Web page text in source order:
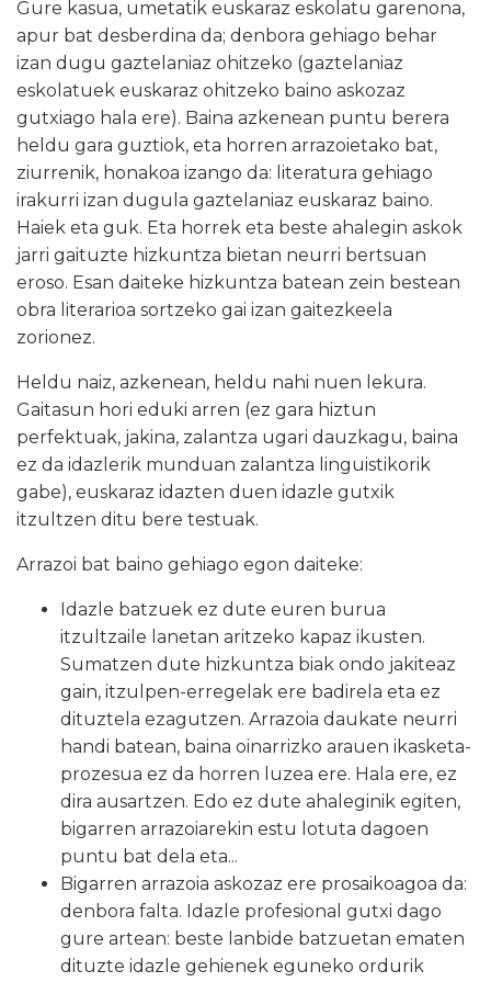
Gure kasua, umetatik euskaraz eskolatu garenona,
apur bat desberdina da; denbora gehiago behar
izan dugu gaztelaniaz ohitzeko (gaztelaniaz
eskolatuek euskaraz ohitzeko baino askozaz
gutxiago hala ere). Baina azkenean puntu berera
heldu gara guztiok, eta horren arrazoietako bat,
ziurrenik, honakoa izango da: literatura gehiago
irakurri izan dugula gaztelaniaz euskaraz baino.
Haiek eta guk. Eta horrek eta beste ahalegin askok
jarri gaituzte hizkuntza bietan neurri bertsuan
eroso. Esan daiteke hizkuntza batean zein bestean
obra literarioa sortzeko gai izan gaitezkeela
zorionez.
Heldu naiz, azkenean, heldu nahi nuen lekura.
Gaitasun hori eduki arren (ez gara hiztun
perfektuak, jakina, zalantza ugari dauzkagu, baina
ez da idazlerik munduan zalantza linguistikorik
gabe), euskaraz idazten duen idazle gutxik
itzultzen ditu bere testuak.
Arrazoi bat baino gehiago egon daiteke:
Idazle batzuek ez dute euren burua
itzultzaile lanetan aritzeko kapaz ikusten.
Sumatzen dute hizkuntza biak ondo jakiteaz
gain, itzulpen-erregelak ere badirela eta ez
dituztela ezagutzen. Arrazoia daukate neurri
handi batean, baina oinarrizko arauen ikasketa-
prozesua ez da horren luzea ere. Hala ere, ez
dira ausartzen. Edo ez dute ahaleginik egiten,
bigarren arrazoiarekin estu lotuta dagoen
puntu bat dela eta...
Bigarren arrazoia askozaz ere prosaikoagoa da:
denbora falta. Idazle profesional gutxi dago
gure artean: beste lanbide batzuetan ematen
dituzte idazle gehienek eguneko ordurik